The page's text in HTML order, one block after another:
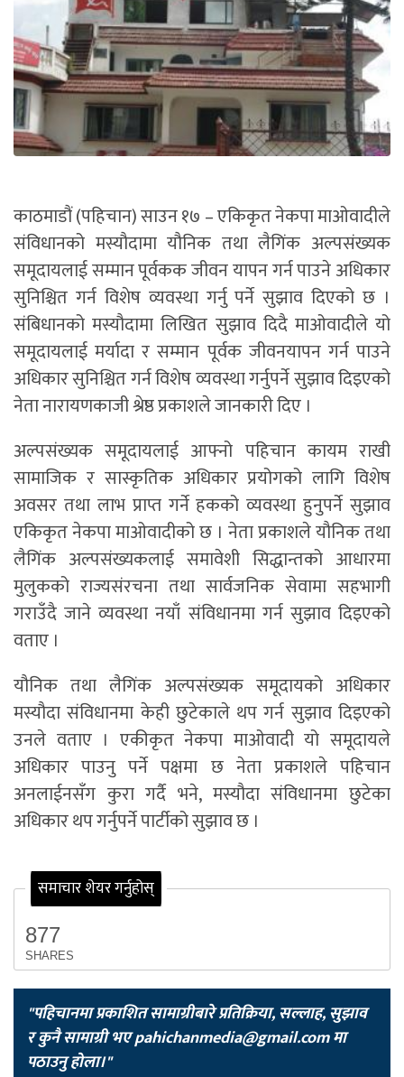
काठमाडौं (पहिचान) साउन १७ – एकिकृत नेकपा माओवादीले
संविधानको मस्यौदामा यौनिक तथा लैगिंक अल्पसंख्यक
समूदायलाई सम्मान पूर्वकक जीवन यापन गर्न पाउने अधिकार
सुनिश्चित गर्न विशेष व्यवस्था गर्नु पर्ने सुझाव दिएको छ ।
संबिधानको मस्यौदामा लिखित सुझाव दिदै माओवादीले यो
समूदायलाई मर्यादा र सम्मान पूर्वक जीवनयापन गर्न पाउने
अधिकार सुनिश्चित गर्न विशेष व्यवस्था गर्नुपर्ने सुझाव दिइएको
नेता नारायणकाजी श्रेष्ठ प्रकाशले जानकारी दिए ।
अल्पसंख्यक समूदायलाई आफ्नो पहिचान कायम राखी
सामाजिक र सास्कृतिक अधिकार प्रयोगको लागि विशेष
अवसर तथा लाभ प्राप्त गर्ने हकको व्यवस्था हुनुपर्ने सुझाव
एकिकृत नेकपा माओवादीको छ । नेता प्रकाशले यौनिक तथा
लैगिंक अल्पसंख्यकलाई समावेशी सिद्धान्तको आधारमा
मुलुकको राज्यसंरचना तथा सार्वजनिक सेवामा सहभागी
गराउँदै जाने व्यवस्था नयाँ संविधानमा गर्न सुझाव दिइएको
वताए ।
यौनिक तथा लैगिंक अल्पसंख्यक समूदायको अधिकार
मस्यौदा संविधानमा केही छुटेकाले थप गर्न सुझाव दिइएको
उनले वताए । एकीकृत नेकपा माओवादी यो समूदायले
अधिकार पाउनु पर्ने पक्षमा छ नेता प्रकाशले पहिचान
अनलाईनसँग कुरा गर्दै भने, मस्यौदा संविधानमा छुटेका
अधिकार थप गर्नुपर्ने पार्टीको सुझाव छ ।
समाचार शेयर गर्नुहोस्
877
SHARES
"पहिचानमा प्रकाशित सामाग्रीबारे प्रतिक्रिया, सल्लाह, सुझाव
र कुनै सामाग्री भएpahichanmedia@gmail.comमा
पठाउनु होला।"